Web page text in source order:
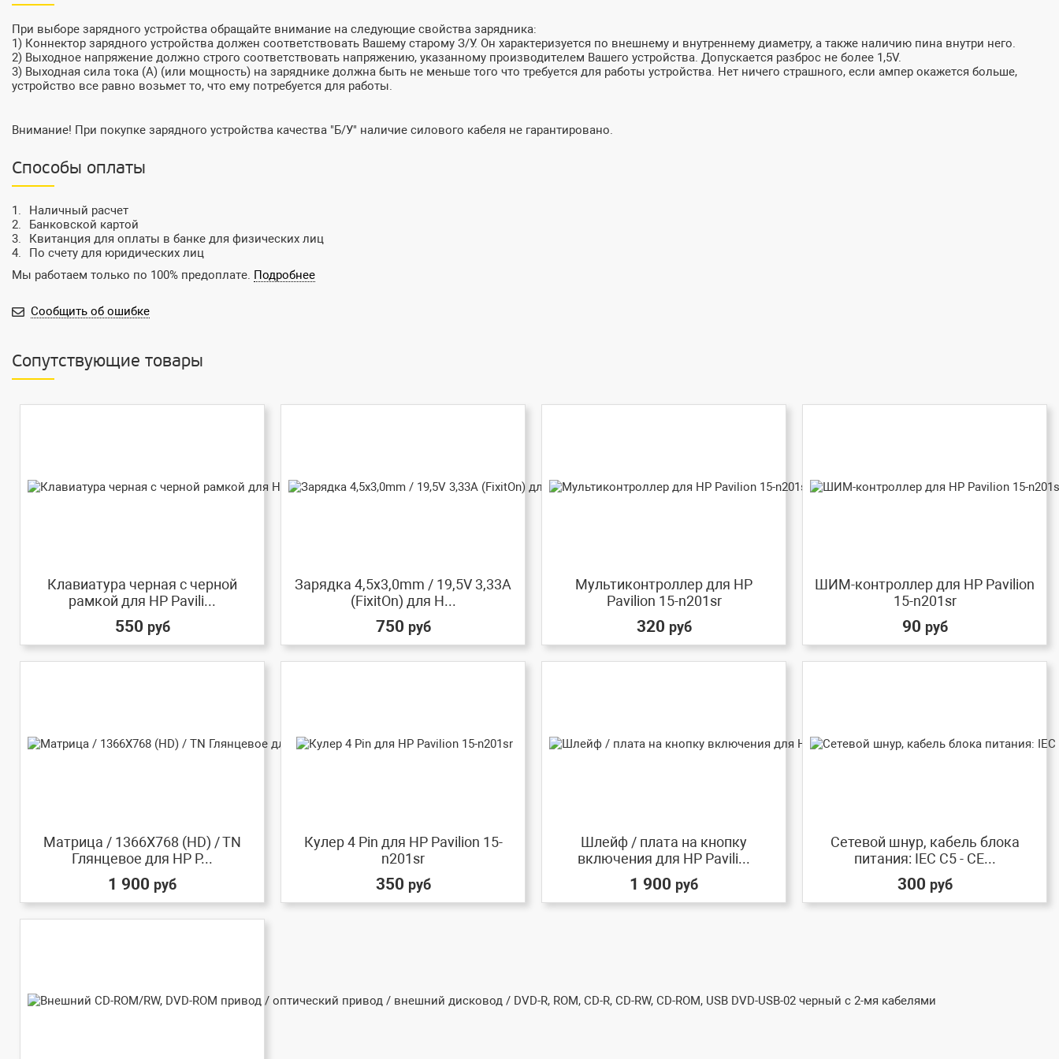
При выборе зарядного устройства обращайте внимание на следующие свойства зарядника:
1) Коннектор зарядного устройства должен соответствовать Вашему старому З/У. Он характеризуется по внешнему и внутреннему диаметру, а также наличию пина внутри него.
2) Выходное напряжение должно строго соответствовать напряжению, указанному производителем Вашего устройства. Допускается разброс не более 1,5V.
3) Выходная сила тока (А) (или мощность) на заряднике должна быть не меньше того что требуется для работы устройства. Нет ничего страшного, если ампер окажется больше,
устройство все равно возьмет то, что ему потребуется для работы.
Внимание! При покупке зарядного устройства качества "Б/У" наличие силового кабеля не гарантировано.
Способы оплаты
Наличный расчет
Банковской картой
Квитанция для оплаты в банке для физических лиц
По счету для юридических лиц
Мы работаем только по 100% предоплате. Подробнее
Сообщить об ошибке
Сопутствующие товары
Клавиатура черная с черной
рамкой для HP Pavili...
550 руб
Зарядка 4,5x3,0mm / 19,5V 3,33A
(FixitOn) для H...
750 руб
Мультиконтроллер для HP
Pavilion 15-n201sr
320 руб
ШИМ-контроллер для HP Pavilion
15-n201sr
90 руб
Матрица / 1366X768 (HD) / TN
Глянцевое для HP P...
1 900 руб
Кулер 4 Pin для HP Pavilion 15-
n201sr
350 руб
Шлейф / плата на кнопку
включения для HP Pavili...
1 900 руб
Сетевой шнур, кабель блока
питания: IEC C5 - CE...
300 руб